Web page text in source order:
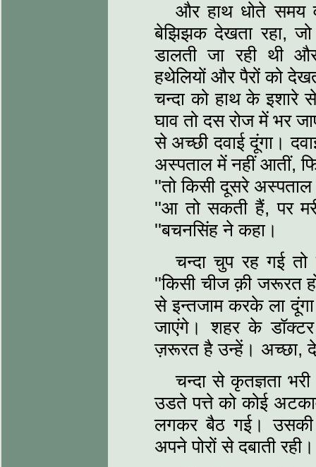
और हाथ धोते समय
बेझिझक देखता रहा,
डालती जा रही थी
हथेलियों और पैरों को
चन्दा को हाथ के इशारे
घाव तो दस रोज में भर
से अच्छी दवाई दूंगा।
अस्पताल में नहीं आतीं,
''तो किसी दूसरे
''आ तो सकती हैं, पर
''बचनसिंह ने कहा।
चन्दा चुप रह गई
''किसी चीज क़ी जरूरत
से इन्तजाम करके ला
जाएंगे। शहर के
ज़रूरत है उन्हें। अच्छा,
चन्दा से कृतज्ञता
उडते पत्ते को कोई
लगकर बैठ गई। उसकी
अपने पोरों से दबाती रही।